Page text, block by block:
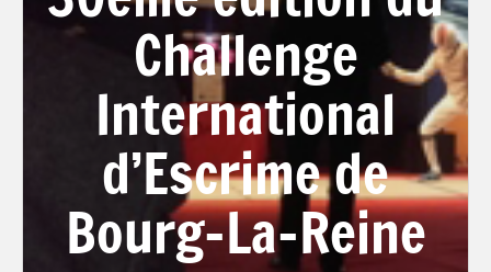
Challenge
International
d’Escrime de
Bourg-La-Reine